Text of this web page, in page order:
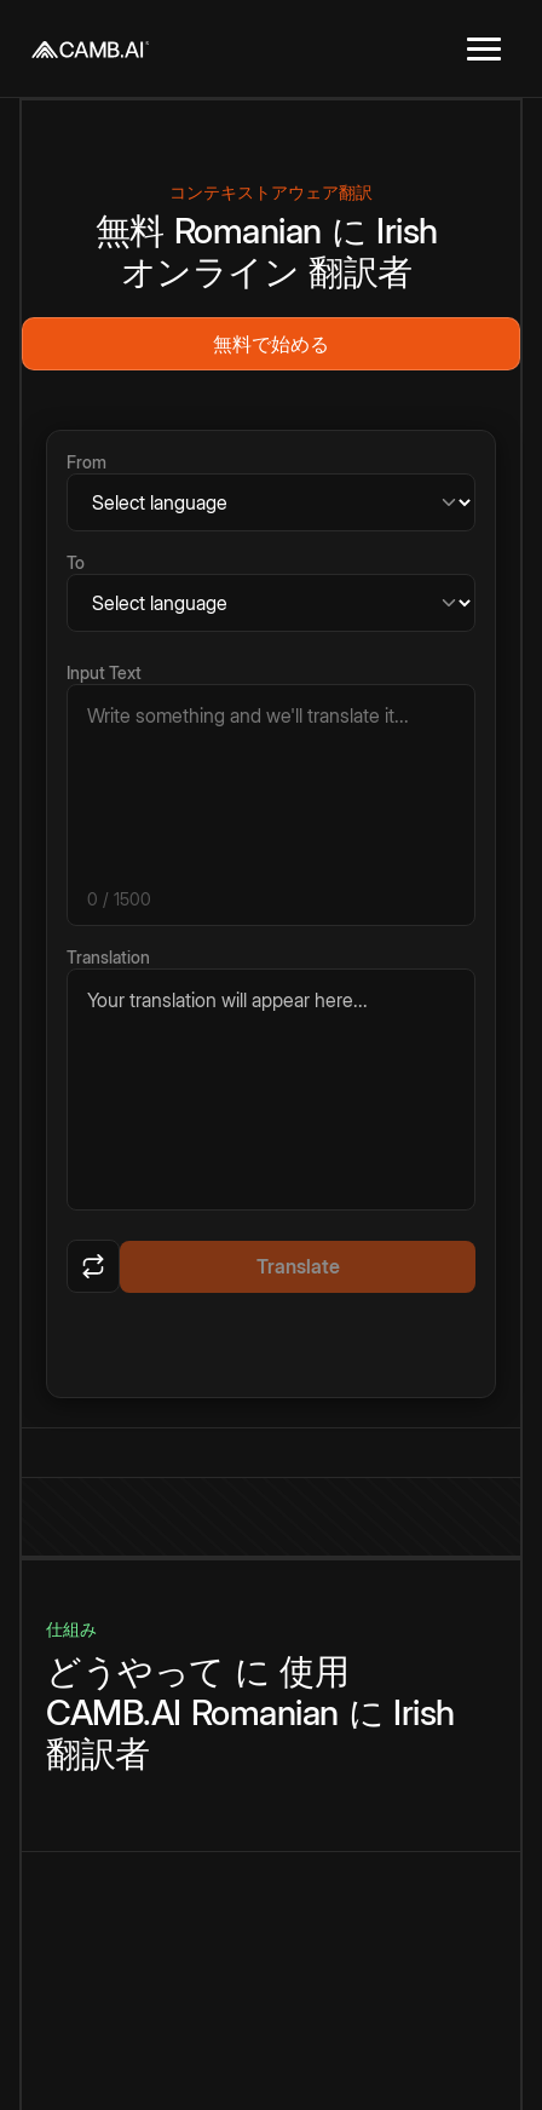
コンテキストアウェア翻訳
無料 Romanian に Irish
オンライン 翻訳者
無料で始める
From
To
Input Text
0 / 1500
Translation
Your translation will appear here...
Translate
仕組み
どうやって に 使用
CAMB.AI Romanian に Irish
翻訳者